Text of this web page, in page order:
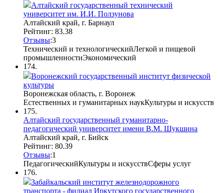
Алтайский государственный технический
университет им. И.И. Ползунова
Алтайский край, г. Барнаул
Рейтинг: 83.38
Отзывы:3
Технический и технологическийЛегкой и пищевой
промышленностиЭкономический
174.
Воронежский государственный институт физической
культуры
Воронежская область, г. Воронеж
Естественных и гуманитарных наукКультуры и искусств
175.
Алтайский государственный гуманитарно-
педагогический университет имени В.М. Шукшина
Алтайский край, г. Бийск
Рейтинг: 80.39
Отзывы:1
ПедагогическийКультуры и искусствСферы услуг
176.
Забайкальский институт железнодорожного
транспорта - филиал Иркутского государственного